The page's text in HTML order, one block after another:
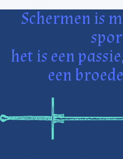
Schermen is
het is een
een